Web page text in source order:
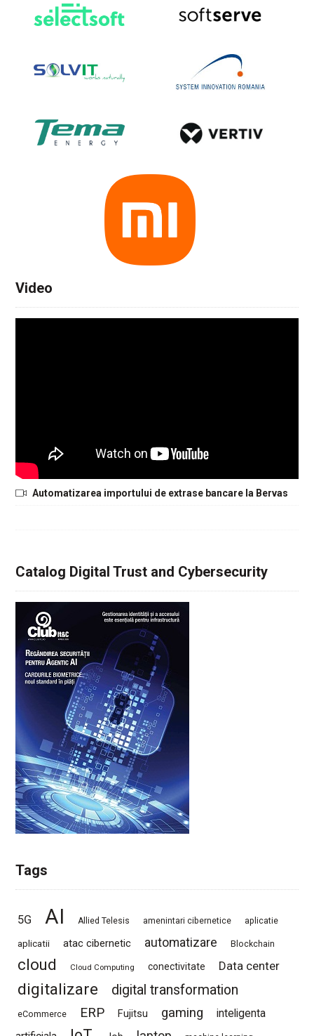
Video
Automatizarea importului de extrase bancare la Bervas
Catalog Digital Trust and Cybersecurity
Tags
5G AI Allied Telesis amenintari cibernetice aplicatie
aplicatii atac cibernetic automatizare Blockchain
cloud Cloud Computing conectivitate Data center
digitalizare digital transformation
eCommerce ERP Fujitsu gaming
inteligenta